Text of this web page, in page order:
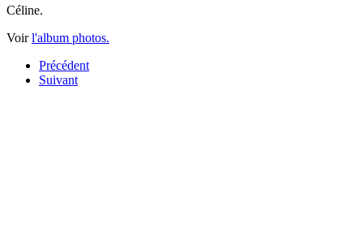
Céline.
Voirl'album photos.
Précédent
Suivant